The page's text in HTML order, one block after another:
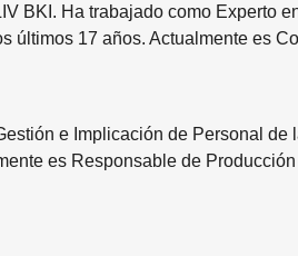
BKI. Ha trabajado como Experto
últimos 17 años. Actualmente es
e Implicación de Personal de
es Responsable de Producción